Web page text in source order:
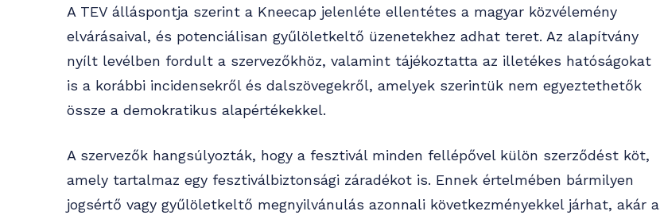
A TEV álláspontja szerint a Kneecap jelenléte ellentétes a magyar közvélemény
elvárásaival, és potenciálisan gyűlöletkeltő üzenetekhez adhat teret. Az alapítvány
nyílt levélben fordult a szervezőkhöz, valamint tájékoztatta az illetékes hatóságokat
is a korábbi incidensekről és dalszövegekről, amelyek szerintük nem egyeztethetők
össze a demokratikus alapértékekkel.
A szervezők hangsúlyozták, hogy a fesztivál minden fellépővel külön szerződést köt,
amely tartalmaz egy fesztiválbiztonsági záradékot is. Ennek értelmében bármilyen
jogsértő vagy gyűlöletkeltő megnyilvánulás azonnali következményekkel járhat, akár a